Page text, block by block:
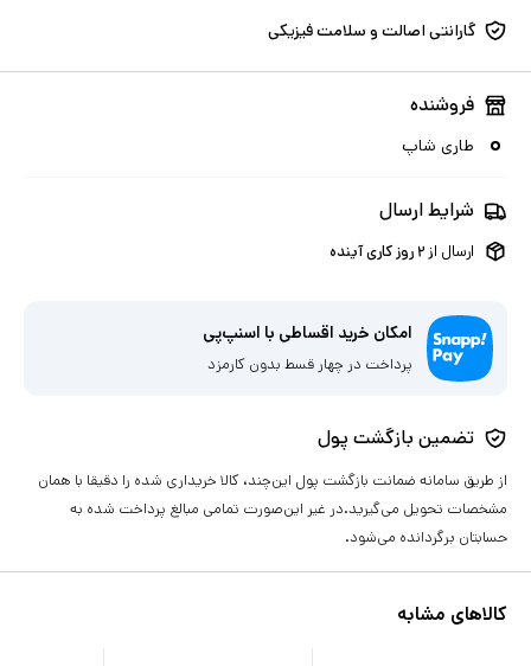
گارانتی اصالت و سلامت فیزیکی
فروشنده
طاری شاپ
شرایط ارسال
ارسال از ۲ روز کاری آینده
امکان خرید اقساطی با اسنپ‌پی
پرداخت در چهار قسط بدون کارمزد
تضمین بازگشت پول
از طریق سامانه ضمانت بازگشت پول این‌چند، کالا خریداری شده را دقیقا با همان
مشخصات تحویل می‌گیرید.در غیر این‌صورت تمامی مبالغ پرداخت شده به
حسابتان برگردانده می‌شود.
کالاهای مشابه